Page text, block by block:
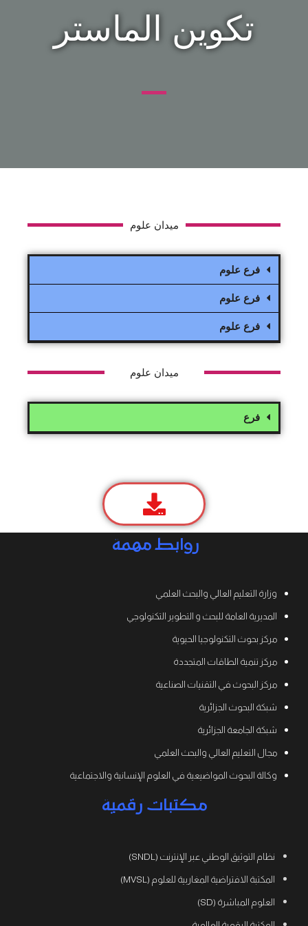
تكوين الماستر
ميدان علوم
فرع علوم
فرع علوم
فرع علوم
ميدان علوم
فرع
روابط مهمة
وزارة التعليم العالي والبحث العلمي
المديرية العامة للبحث و التطوير التكنولوجي
مركز بحوث التكنولوجيا الحيوية
مركز تنمية الطاقات المتجددة
مركز البحوث في التقنيات الصناعية
شبكة البحوث الجزائرية
شبكة الجامعة الجزائرية
مجال التعليم العالي والبحث العلمي
وكالة البحوث المواضيعية في العلوم الإنسانية والاجتماعية
مكتبات رقمية
نظام التوثيق الوطني عبر الإنترنت (SNDL)
المكتبة الافتراضية المغاربية للعلوم (MVSL)
العلوم المباشرة (SD)